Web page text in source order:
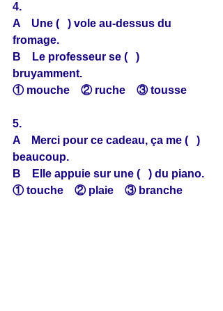
4.
A　Une (   ) vole au-dessus du
fromage.
B　Le professeur se (   )
bruyamment.
① mouche　② ruche　③ tousse
5.
A　Merci pour ce cadeau, ça me (   )
beaucoup.
B　Elle appuie sur une (   ) du piano.
① touche　② plaie　③ branche